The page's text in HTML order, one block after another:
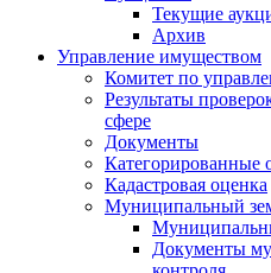
Текущие
Архив
Управление имуществом
Комитет по
Результаты
сфере
Документы
Категорированные
Кадастровая оценка
Муниципальный
Документы